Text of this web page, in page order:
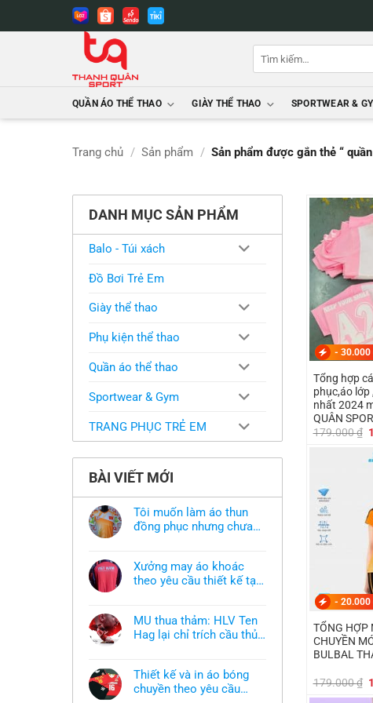
Tìm
QUẦN ÁO THỂ THAO GIÀY THỂ THAO SPORTWEAR &
Trang chủ / Sản phẩm / Sản phẩm được gắn thẻ “
DANH MỤC SẢN PHẨM
Balo - Túi xách
Đồ Bơi Trẻ Em
Giày thể thao
Phụ kiện thể thao
Quần áo thể thao
Sportwear & Gym
TRANG PHỤC TRẺ EM
BÀI VIẾT MỚI
Tôi muốn làm áo thun
đồng phục nhưng chưa
bình
luận
ở
áo
thun
đồng
có
mẫu
thì
Xưởng may áo khoác
theo yêu cầu thiết kế tại
bình
luận
ở
Xưởng
khoác
theo
yêu
MU thua thảm: HLV Ten
Hag lại chỉ trích cầu thủ,
bình
luận
ở
Thiết kế và in áo bóng
chuyền theo yêu cầu
- 30.000
Tổng hợp
phục,áo lớp
nhất 2024
QUÂN
179.000₫
- 20.000
TỔNG HỢP
CHUYỀN
BULBAL
179.000₫